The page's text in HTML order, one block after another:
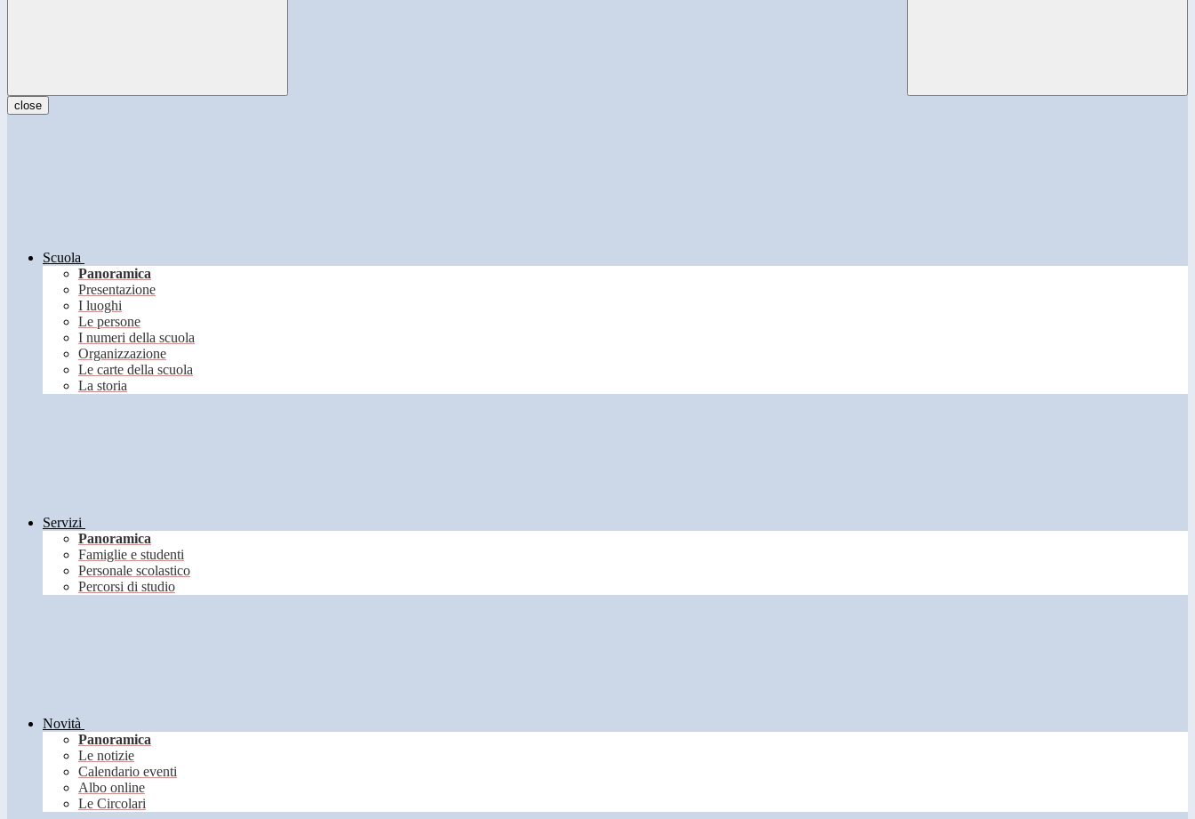
close
Scuola
Panoramica
Presentazione
I luoghi
Le persone
I numeri della scuola
Organizzazione
Le carte della scuola
La storia
Servizi
Panoramica
Famiglie e studenti
Personale scolastico
Percorsi di studio
Novità
Panoramica
Le notizie
Calendario eventi
Albo online
Le Circolari